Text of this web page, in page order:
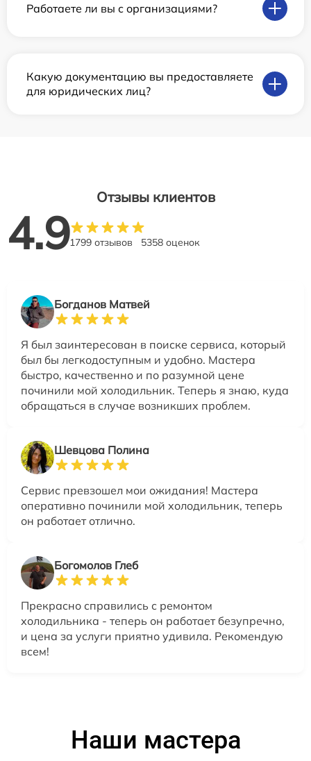
Работаете ли вы с организациями?
Какую документацию вы предоставляете
для юридических лиц?
Отзывы клиентов
4.91799 отзывов 5358 оценок
Богданов Матвей
Я был заинтересован в поиске сервиса, который
был бы легкодоступным и удобно. Мастера
быстро, качественно и по разумной цене
починили мой холодильник. Теперь я знаю, куда
обращаться в случае возникших проблем.
Шевцова Полина
Сервис превзошел мои ожидания! Мастера
оперативно починили мой холодильник, теперь
он работает отлично.
Богомолов Глеб
Прекрасно справились с ремонтом
холодильника - теперь он работает безупречно,
и цена за услуги приятно удивила. Рекомендую
всем!
Наши мастера